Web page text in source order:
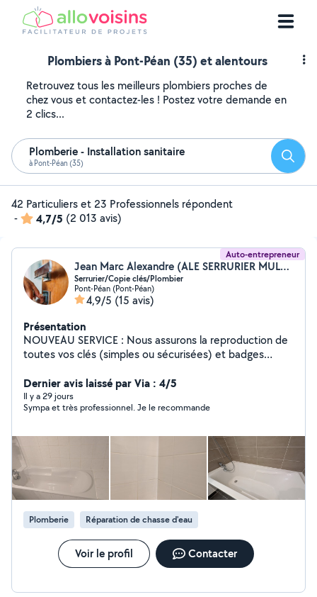
Plombiers à Pont-Péan (35) et alentours
Retrouvez tous les meilleurs plombiers proches de
chez vous et contactez-les ! Postez votre demande en
2 clics...
Plomberie - Installation sanitaire
à Pont-Péan (35)
42 Particuliers et 23 Professionnels répondent
-
4,7/5 (2 013 avis)
Auto-entrepreneur
Jean Marc Alexandre (ALE SERRURIER MULTISERVICES)
Serrurier/Copie clés/Plombier
Pont-Péan (Pont-Péan)
4,9/5 (15 avis)
Présentation
NOUVEAU SERVICE : Nous assurons la reproduction de
toutes vos clés (simples ou sécurisées) et badges
électronique de dernière génération. Serrurier, et
plombier sanitaire ponctuel rapide et travail soigné. Je
mets mes compétences à votre service pour simplifier
sécurisation après infraction, - remplacement des
serrures, - réparation volets roulants, remplacement des
vitres et ferme porte. Plomberie sanitaire : réparation
des fuites d'eau, remplacement robinetterie,
remplacement des joints de douche, lavabo, évier/ plan
de travail Broderie personnalisée sur textiles,
casquettes.
Dernier avis laissé par Via : 4/5
Il y a 29 jours
Sympa et très professionnel. Je le recommande
Plomberie Réparation de chasse d'eau
Voir le profil Contacter